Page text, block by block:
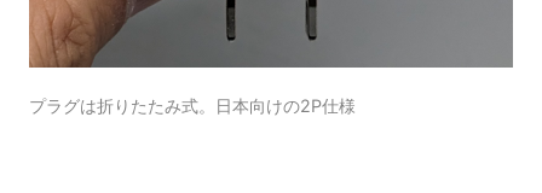
プラグは折りたたみ式。日本向けの2P仕様